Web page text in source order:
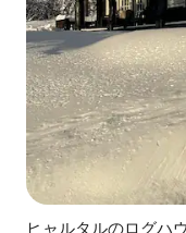
ヒャルタルのログハ